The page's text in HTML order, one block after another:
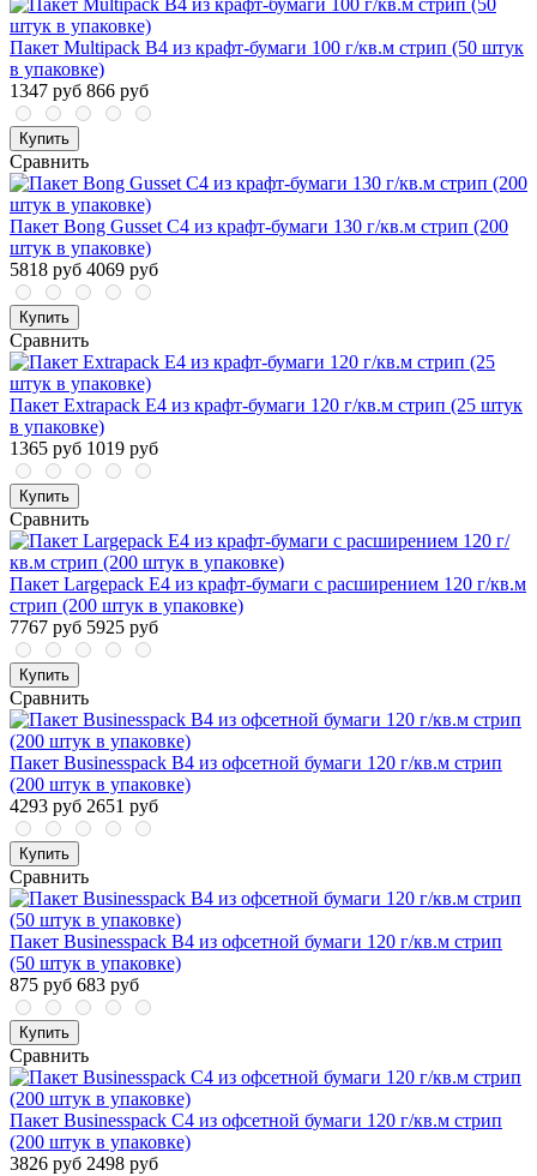
Пакет Multipack В4 из крафт-бумаги 100 г/кв.м стрип (50 штук
в упаковке)
1347 руб 866 руб
Купить
Сравнить
Пакет Bong Gusset С4 из крафт-бумаги 130 г/кв.м стрип (200
штук в упаковке)
5818 руб 4069 руб
Купить
Сравнить
Пакет Extrapack E4 из крафт-бумаги 120 г/кв.м стрип (25 штук
в упаковке)
1365 руб 1019 руб
Купить
Сравнить
Пакет Largepack E4 из крафт-бумаги с расширением 120 г/кв.м
стрип (200 штук в упаковке)
7767 руб 5925 руб
Купить
Сравнить
Пакет Businesspack B4 из офсетной бумаги 120 г/кв.м стрип
(200 штук в упаковке)
4293 руб 2651 руб
Купить
Сравнить
Пакет Businesspack B4 из офсетной бумаги 120 г/кв.м стрип
(50 штук в упаковке)
875 руб 683 руб
Купить
Сравнить
Пакет Businesspack С4 из офсетной бумаги 120 г/кв.м стрип
(200 штук в упаковке)
3826 руб 2498 руб